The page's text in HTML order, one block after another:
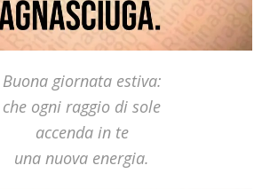
Buona giornata estiva:
che ogni raggio di sole
accenda in te
una nuova energia.